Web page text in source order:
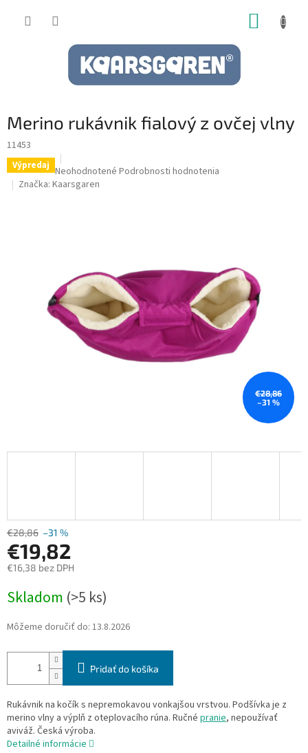
Merino rukávnik fialový z ovčej vlny
11453
Výpredaj Priemerné
hodnotenie
Neohodnotené Podrobnosti hodnotenia
Značka: Kaarsgaren
€28,86
–31 %
€28,86 –31 %
€19,82
€16,38 bez DPH
cena:
Skladom (>5 ks)
Môžeme doručiť do: 13.8.2026
Pridať do košíka
Rukávnik na kočík s nepremokavou vonkajšou vrstvou. Podšívka je z
merino vlny a výplň z oteplovacího rúna. Ručné pranie, nepoužívať
aviváž. Česká výroba.
Detailné informácie